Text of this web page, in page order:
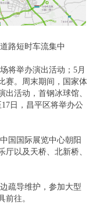
路短时车流集中
将举办演出活动；5月
赛。周末期间，国家体
活动，首钢冰球馆、
日，昌平区将举办公
国国际展览中心朝阳
以及天桥、北新桥、
疏导维护，参加大型
前往。